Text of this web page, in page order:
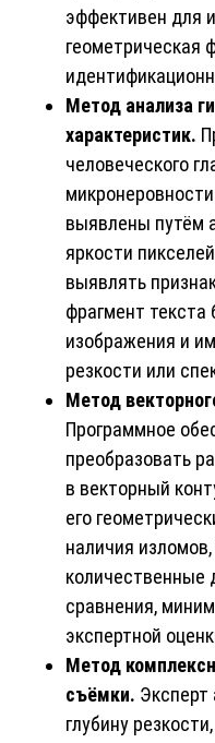
эффективен для
геометрическая
Метод анализа
характеристик.
человеческого
выявлены путём
яркости
выявлять
фрагмент текста
изображения и
резкости или
Метод
Программное
преобразовать
в векторный
его
наличия
количественные
сравнения,
экспертной
Метод
съёмки. Эксперт
глубину